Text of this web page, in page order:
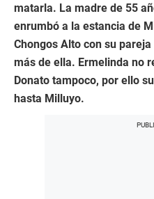
matarla. La madre de 55
enrumbó a la estancia de
Chongos Alto con su
más de ella. Ermelinda no
Donato tampoco, por ello
hasta Milluyo.